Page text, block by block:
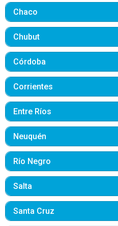
Chaco
Chubut
Córdoba
Corrientes
Entre Ríos
Neuquén
Río Negro
Salta
Santa Cruz